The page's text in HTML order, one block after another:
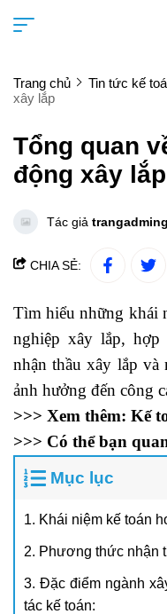
Trang chủ Tin tức kế
xây lắp
Tổng quan
động xây lắp
Tác giả
CHIA SẺ:
Tìm hiểu những khái
nghiệp xây lắp,
nhận thầu xây lắp và
ảnh hưởng đến công
>>> Xem thêm: Kế
>>> Có thể bạn
Mục lục
1. Khái niệm kế toán
2. Phương thức nhận
3. Đặc điểm ngành
tác kế toán: